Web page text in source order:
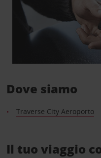
Dove siamo
Traverse City Aeroporto
Il tuo viaggio